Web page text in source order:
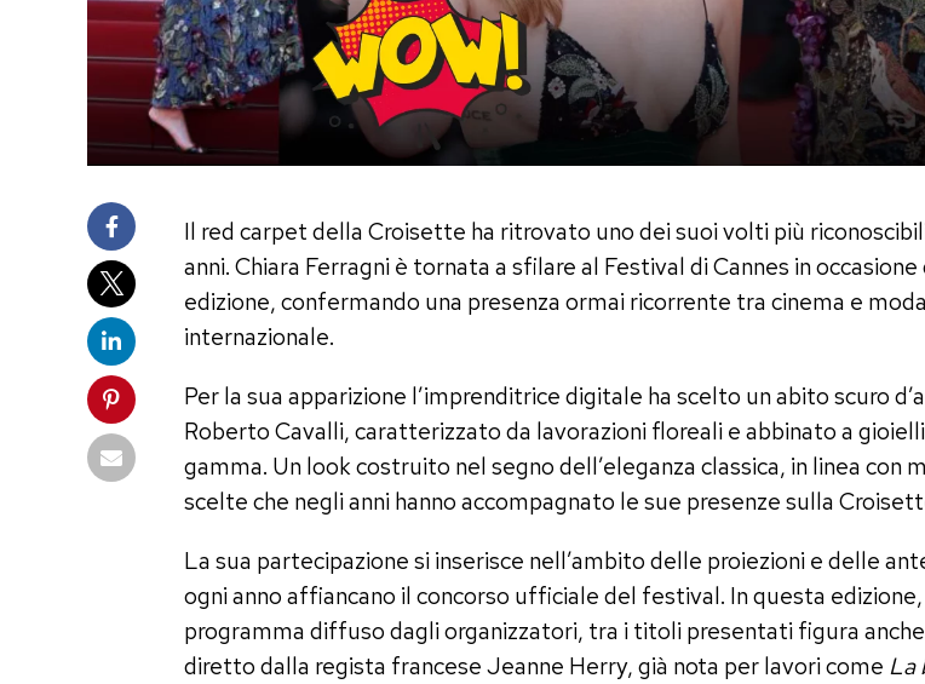
Il red carpet della Croisette ha ritrovato uno dei suoi volti più
anni. Chiara Ferragni è tornata a sfilare al Festival di Cannes in
edizione, confermando una presenza ormai ricorrente tra cinema e moda
internazionale.
Per la sua apparizione l’imprenditrice digitale ha scelto un abito scuro
Roberto Cavalli, caratterizzato da lavorazioni floreali e abbinato a
gamma. Un look costruito nel segno dell’eleganza classica, in linea con
scelte che negli anni hanno accompagnato le sue presenze sulla
La sua partecipazione si inserisce nell’ambito delle proiezioni e delle
ogni anno affiancano il concorso ufficiale del festival. In questa
programma diffuso dagli organizzatori, tra i titoli presentati figura anche
diretto dalla regista francese Jeanne Herry, già nota per lavori come La